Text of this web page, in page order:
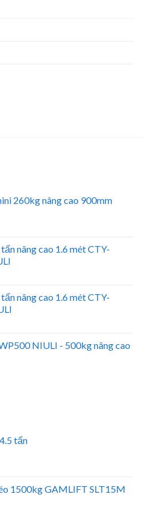
260kg nâng cao 900mm
nâng cao 1.6 mét CTY-
nâng cao 1.6 mét CTY-
NIULI - 500kg nâng cao
tấn
1500kg GAMLIFT SLT15M